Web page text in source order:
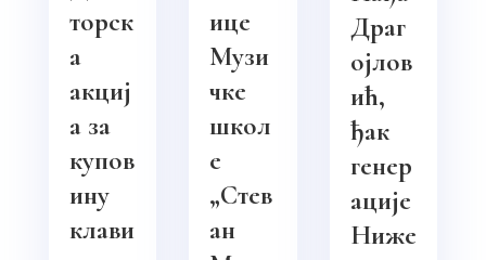
торск
а
акциј
а за
купов
ину
клави
ице
Музи
чке
школ
е
„Стев
ан
Драг
ојлов
ић,
ђак
генер
ације
Ниже